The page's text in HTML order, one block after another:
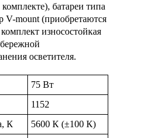
батареи типа
V-mount (приобретаются
износостойкая
осветителя.
75 Вт
1152
К
5600 К (±100 К)